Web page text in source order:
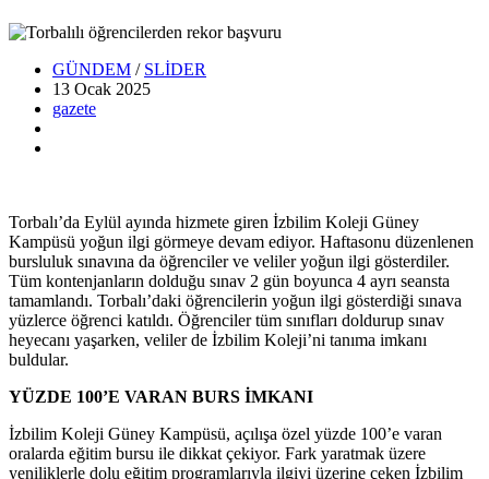
GÜNDEM / SLİDER
13 Ocak 2025
gazete
Torbalı’da Eylül ayında hizmete giren İzbilim Koleji Güney
Kampüsü yoğun ilgi görmeye devam ediyor. Haftasonu düzenlenen
bursluluk sınavına da öğrenciler ve veliler yoğun ilgi gösterdiler.
Tüm kontenjanların dolduğu sınav 2 gün boyunca 4 ayrı seansta
tamamlandı. Torbalı’daki öğrencilerin yoğun ilgi gösterdiği sınava
yüzlerce öğrenci katıldı. Öğrenciler tüm sınıfları doldurup sınav
heyecanı yaşarken, veliler de İzbilim Koleji’ni tanıma imkanı
buldular.
YÜZDE 100’E VARAN BURS İMKANI
İzbilim Koleji Güney Kampüsü, açılışa özel yüzde 100’e varan
oralarda eğitim bursu ile dikkat çekiyor. Fark yaratmak üzere
yeniliklerle dolu eğitim programlarıyla ilgiyi üzerine çeken İzbilim